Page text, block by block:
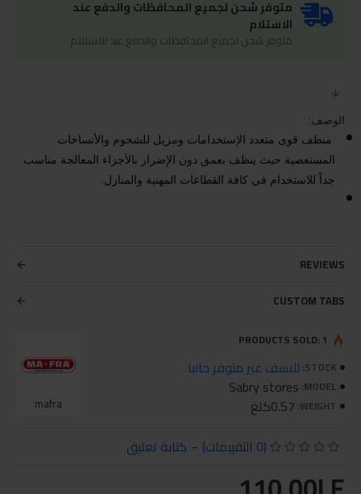
متوفر شحن لجميع المحافظات والدفع عند
الاستلام
متوفر شحن لجميع المحافظات والدفع عند الاستلام
الوصف:
منظف قوى متعدد الإستخدامات ومزيل للشحوم والأتساخات
المستعصية حيث ينظف بعمق دون الإضرار بالأجزاء المعالجة مناسب
جداً للاستخدام في كافة القطاعات المهنية والمنازل.
REVIEWS
CUSTOM TABS
STOCK: للاسف غير متوفر حاليا
MODEL:
Sabry stores
WEIGHT: 0.57كلغ mafra
PRODUCTS SOLD: 1
(0 التقييمات) - كتابة تعليق